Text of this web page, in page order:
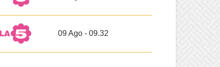
09 Ago - 09.32